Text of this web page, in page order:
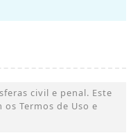
civil e penal. Este
Termos de Uso e